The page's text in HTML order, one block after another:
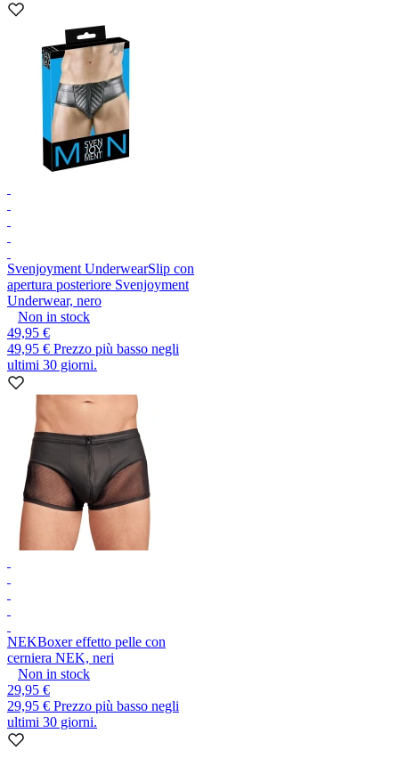
Svenjoyment UnderwearSlip con
apertura posteriore Svenjoyment
Underwear, nero
Non in stock
49,95 €
49,95 € Prezzo più basso negli
ultimi 30 giorni.
NEKBoxer effetto pelle con
cerniera NEK, neri
Non in stock
29,95 €
29,95 € Prezzo più basso negli
ultimi 30 giorni.